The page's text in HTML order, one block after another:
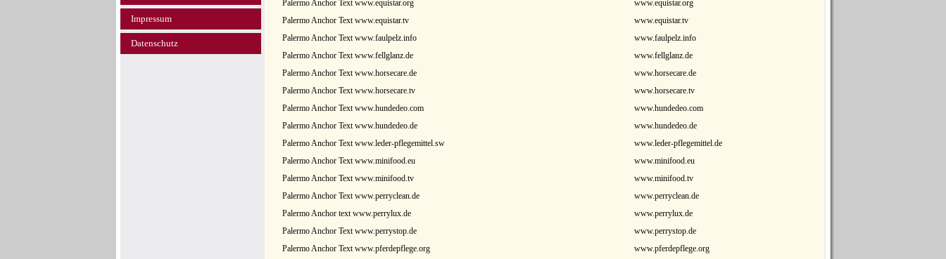
Impressum
Datenschutz
Palermo Anchor Text www.equistar.org
www.equistar.org
Palermo Anchor Text www.equistar.tv
www.equistar.tv
Palermo Anchor Text www.faulpelz.info
www.faulpelz.info
Palermo Anchor Text www.fellglanz.de
www.fellglanz.de
Palermo Anchor Text www.horsecare.de
www.horsecare.de
Palermo Anchor Text www.horsecare.tv
www.horsecare.tv
Palermo Anchor Text www.hundedeo.com
www.hundedeo.com
Palermo Anchor Text www.hundedeo.de
www.hundedeo.de
Palermo Anchor Text www.leder-pflegemittel.sw
www.leder-pflegemittel.de
Palermo Anchor Text www.minifood.eu
www.minifood.eu
Palermo Anchor Text www.minifood.tv
www.minifood.tv
Palermo Anchor Text www.perryclean.de
www.perryclean.de
Palermo Anchor text www.perrylux.de
www.perrylux.de
Palermo Anchor Text www.perrystop.de
www.perrystop.de
Palermo Anchor Text www.pferdepflege.org
www.pferdepflege.org